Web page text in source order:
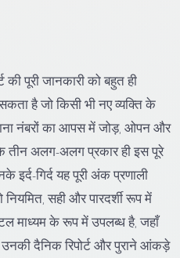
की पूरी जानकारी को बहुत ही
है जो किसी भी नए व्यक्ति के
नंबरों का आपस में जोड़, ओपन और
तीन अलग-अलग प्रकार ही इस पूरे
गिर्द यह पूरी अंक प्रणाली
सही और पारदर्शी रूप में
माध्यम के रूप में उपलब्ध है, जहाँ
दैनिक रिपोर्ट और पुराने आंकड़े